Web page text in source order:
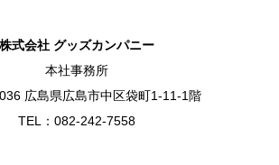
株式会社 グッズカンパニー
本社事務所
広島県広島市中区袋町1-11-1階
TEL：082-242-7558